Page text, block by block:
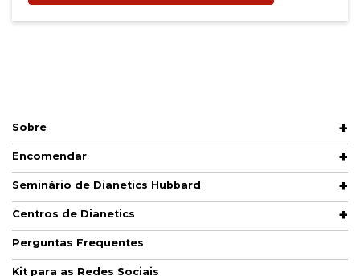
Sobre
Encomendar
Seminário de Dianetics Hubbard
Centros de Dianetics
Perguntas Frequentes
Kit para as Redes Sociais